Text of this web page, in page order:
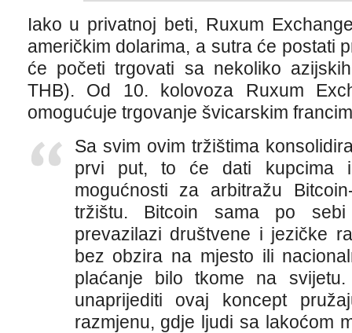
Iako u privatnoj beti, Ruxum
američkim dolarima, a sutra će postati
će početi trgovati sa nekoliko
THB). Od 10. kolovoza Ruxum
omogućuje trgovanje švicarskim
Sa svim ovim tržištima
prvi put, to će dati kupcima i
mogućnosti za arbitražu
tržištu. Bitcoin sama po
prevazilazi društvene i jezičke
bez obzira na mjesto ili
plaćanje bilo tkome na
unaprijediti ovaj koncept
razmjenu, gdje ljudi sa lakoćom